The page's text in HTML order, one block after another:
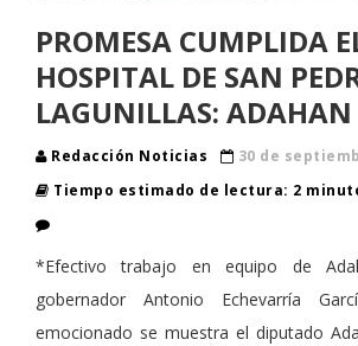
PROMESA CUMPLIDA
HOSPITAL DE SAN
LAGUNILLAS: ADAHAN
Redacción Noticias
30 de
Tiempo estimado de lectura: 2
*Efectivo trabajo en equipo de
gobernador Antonio Echevarría
emocionado se muestra el diputado